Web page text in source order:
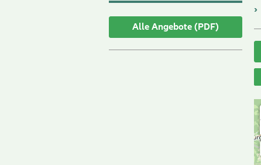
Alle Angebote (PDF)